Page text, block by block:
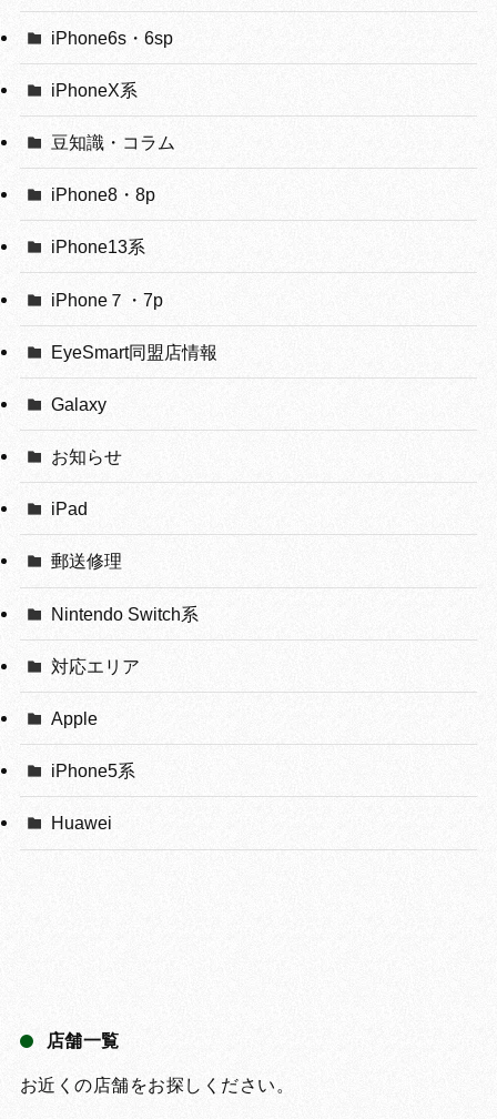
iPhone6s・6sp
iPhoneX系
豆知識・コラム
iPhone8・8p
iPhone13系
iPhone７・7p
EyeSmart同盟店情報
Galaxy
お知らせ
iPad
郵送修理
Nintendo Switch系
対応エリア
Apple
iPhone5系
Huawei
店舗一覧
お近くの店舗をお探しください。